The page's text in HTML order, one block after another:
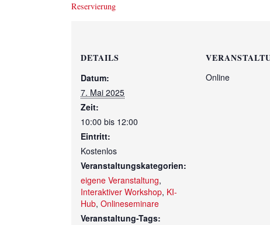
DETAILS
Datum:
7. Mai 2025
Zeit:
10:00 bis 12:00
Eintritt:
Kostenlos
Veranstaltungskategorien:
eigene Veranstaltung,
Interaktiver Workshop, KI-
Hub, Onlineseminare
Veranstaltung-Tags:
Online
Reservierung